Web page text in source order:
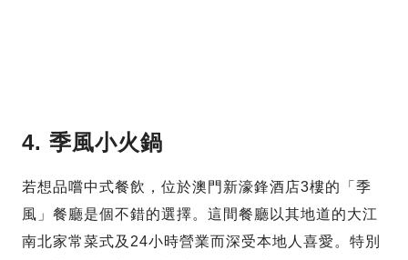
4. 季風小火鍋
若想品嚐中式餐飲，位於澳門新濠鋒酒店3樓的「季
風」餐廳是個不錯的選擇。這間餐廳以其地道的大江
南北家常菜式及24小時營業而深受本地人喜愛。特別